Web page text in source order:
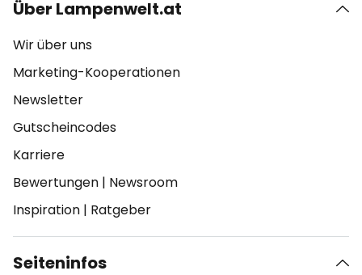
Über Lampenwelt.at
Wir über uns
Marketing-Kooperationen
Newsletter
Gutscheincodes
Karriere
Bewertungen | Newsroom
Inspiration | Ratgeber
Seiteninfos